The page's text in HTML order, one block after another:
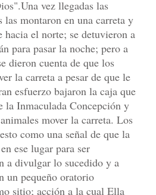
vez llegadas las
las montaron en una carreta y
el norte; se detuvieron a
para pasar la noche; pero a
dieron cuenta de que los
la carreta a pesar de que le
esfuerzo bajaron la caja que
la Inmaculada Concepción y
mover la carreta. Los
como una señal de que la
ese lugar para ser
a divulgar lo sucedido y a
un pequeño oratorio
sitio; acción a la cual Ella